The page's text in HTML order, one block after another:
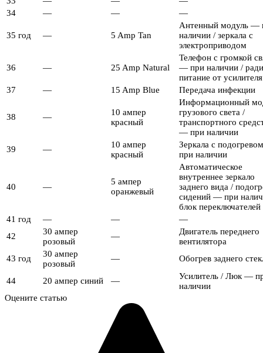
34
— — —
35 год — 5 Amp Tan
Антенный модуль —
наличии / зеркала с
электроприводом
36 — 25 Amp Natural
Телефон с громкой
— при наличии /
питание от усилителя
37
— 15 Amp Blue Передача инфекции
38 —
10 ампер
красный
Информационный
грузового света /
транспортного
— при наличии
39
—
10 ампер
красный
Зеркала с
при наличии
40 —
5 ампер
оранжевый
Автоматическое
внутреннее зеркало
заднего вида /
сидений — при
блок переключателей
41 год
— —
—
42
30 ампер
розовый
—
Двигатель переднего
вентилятора
43 год
30 ампер
розовый
— Обогрев заднего
44 20 ампер синий —
Усилитель / Люк —
наличии
Оцените статью